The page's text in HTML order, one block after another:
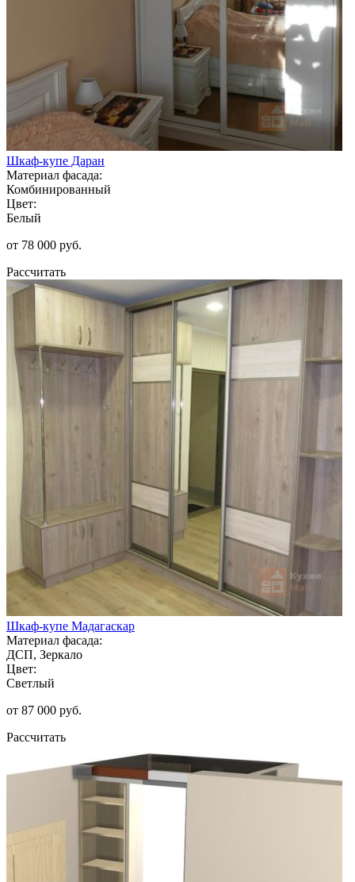
Шкаф-купе Даран
Материал фасада:
Комбинированный
Цвет:
Белый
от 78 000 руб.
Рассчитать
Шкаф-купе Мадагаскар
Материал фасада:
ДСП, Зеркало
Цвет:
Светлый
от 87 000 руб.
Рассчитать